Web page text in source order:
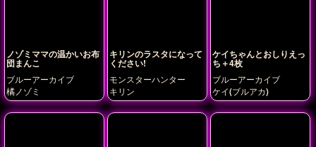
ノゾミママの温かいお布
団まんこ
ブルーアーカイブ
橘ノゾミ
キリンのラスタになって
ください!
モンスターハンター
キリン
ケイちゃんとおしりえっ
ち＋4枚
ブルーアーカイブ
ケイ(ブルアカ)